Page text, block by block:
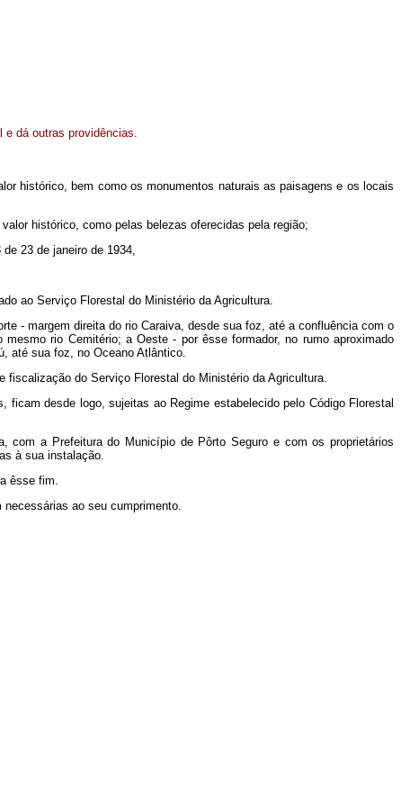
e dá outras providências.
histórico, bem como os monumentos naturais as paisagens e os locais
histórico, como pelas belezas oferecidas pela região;
23 de janeiro de 1934,
ao Serviço Florestal do Ministério da Agricultura.
- margem direita do rio Caraiva, desde sua foz, até a confluência com o
rio Cemitério; a Oeste - por êsse formador, no rumo aproximado
até sua foz, no Oceano Atlântico.
fiscalização do Serviço Florestal do Ministério da Agricultura.
desde logo, sujeitas ao Regime estabelecido pelo Código Florestal
com a Prefeitura do Município de Pôrto Seguro e com os proprietários
à sua instalação.
êsse fim.
ao seu cumprimento.